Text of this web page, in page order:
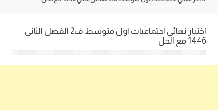
اختبار نهائي اجتماعيات اول متوسط ف2 الفصل الثاني
1446 مع الحل